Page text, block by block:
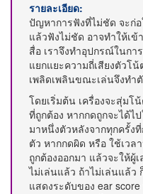
รายละเอียด:
ปัญหาการฟังที่ไม่ชัด จะก่
แล้วฟังไม่ชัด อาจทำให้เข้
สื่อ เราจึงทำอุปกรณ์ในกา
แยกแยะความถี่เสียงตัวโ
เพลิดเพลินขณะเล่นจึงทำ
โดยเริ่มต้น เครื่องจะสุ่มโ
ที่ถูกต้อง หากกดถูกจะได้
มาหนึ่งตัวหลังจากทุกครั้ง
ตัว หากกดผิด หรือ ใช้เวล
ถูกต้องออกมา แล้วจะให้ผู้
ไม่เล่นแล้ว ถ้าไม่เล่นแล้ว
แสดงระดับของ ear